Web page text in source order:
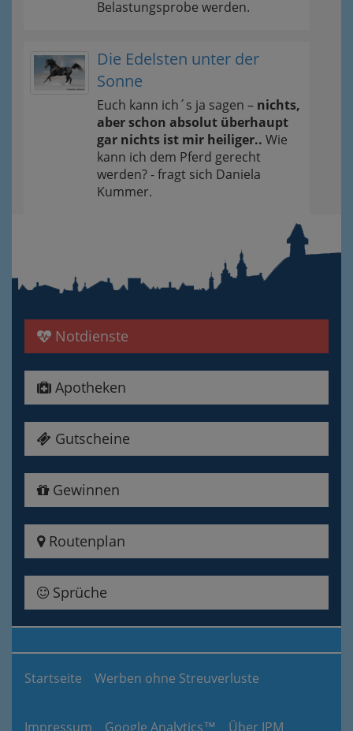
Belastungsprobe werden.
Die Edelsten unter der
Sonne
Euch kann ich´s ja sagen – nichts,
aber schon absolut überhaupt
gar nichts ist mir heiliger.. Wie
kann ich dem Pferd gerecht
werden? - fragt sich Daniela
Kummer.
Notdienste
Apotheken
Gutscheine
Gewinnen
Routenplan
Sprüche
Startseite Werben ohne Streuverluste
Impressum Google Analytics™ Über IPM